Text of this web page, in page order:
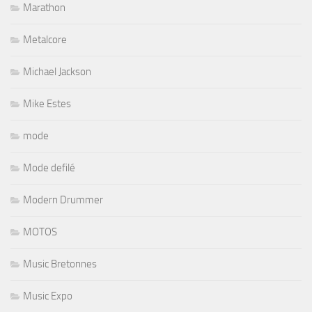
Marathon
Metalcore
Michael Jackson
Mike Estes
mode
Mode defilé
Modern Drummer
MOTOS
Music Bretonnes
Music Expo